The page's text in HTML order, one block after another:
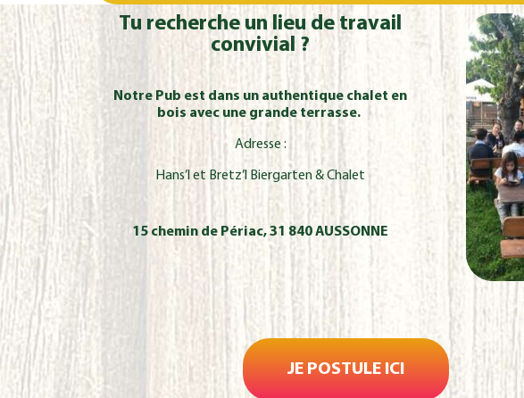
Tu recherche un lieu de travail
convivial ?
Notre Pub est dans un authentique chalet en
bois avec une grande terrasse.
Adresse :
Hans’l et Bretz’l Biergarten & Chalet
15 chemin de Périac, 31 840 AUSSONNE
JE POSTULE ICI
Elodie et Fabian